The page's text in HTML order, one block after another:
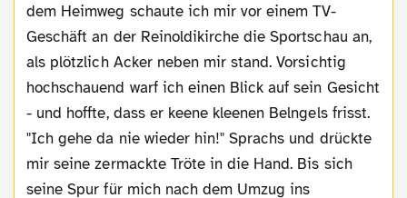
dem Heimweg schaute ich mir vor einem TV-
Geschäft an der Reinoldikirche die Sportschau an,
als plötzlich Acker neben mir stand. Vorsichtig
hochschauend warf ich einen Blick auf sein Gesicht
- und hoffte, dass er keene kleenen Belngels frisst.
"Ich gehe da nie wieder hin!" Sprachs und drückte
mir seine zermackte Tröte in die Hand. Bis sich
seine Spur für mich nach dem Umzug ins